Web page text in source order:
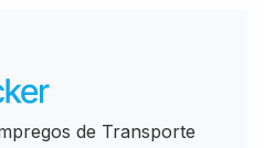
de Transporte